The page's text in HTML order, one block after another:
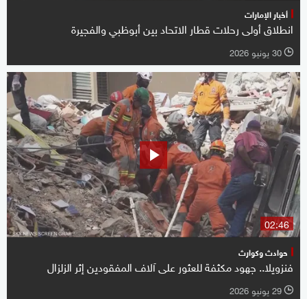
أخبار الإمارات
انطلاق أولى رحلات قطار الاتحاد بين أبوظبي والفجيرة
l 30 يونيو 2026
02:46
حوادث وكوارث
فنزويلا.. جهود مكثفة للعثور على آلاف المفقودين إثر الزلزال
l 29 يونيو 2026